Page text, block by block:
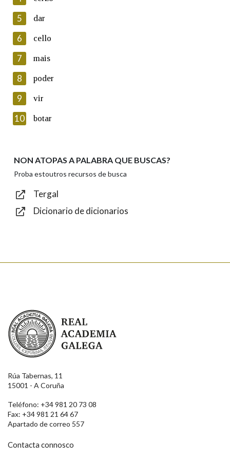
Lin e acepto as condicións da política de
Introduce o código que aparece na imaxe:
Texto de verificación
Enviar
5 dar
6 cello
7 mais
8 poder
9 vir
10 botar
NON ATOPAS A PALABRA QUE BUSCAS?
Proba estoutros recursos de busca
Tergal
Dicionario de dicionarios
Real Academia Galega
Rúa Tabernas, 11
15001 - A Coruña
Teléfono: +34 981 20 73 08
Fax: +34 981 21 64 67
Apartado de correo 557
Contacta connosco